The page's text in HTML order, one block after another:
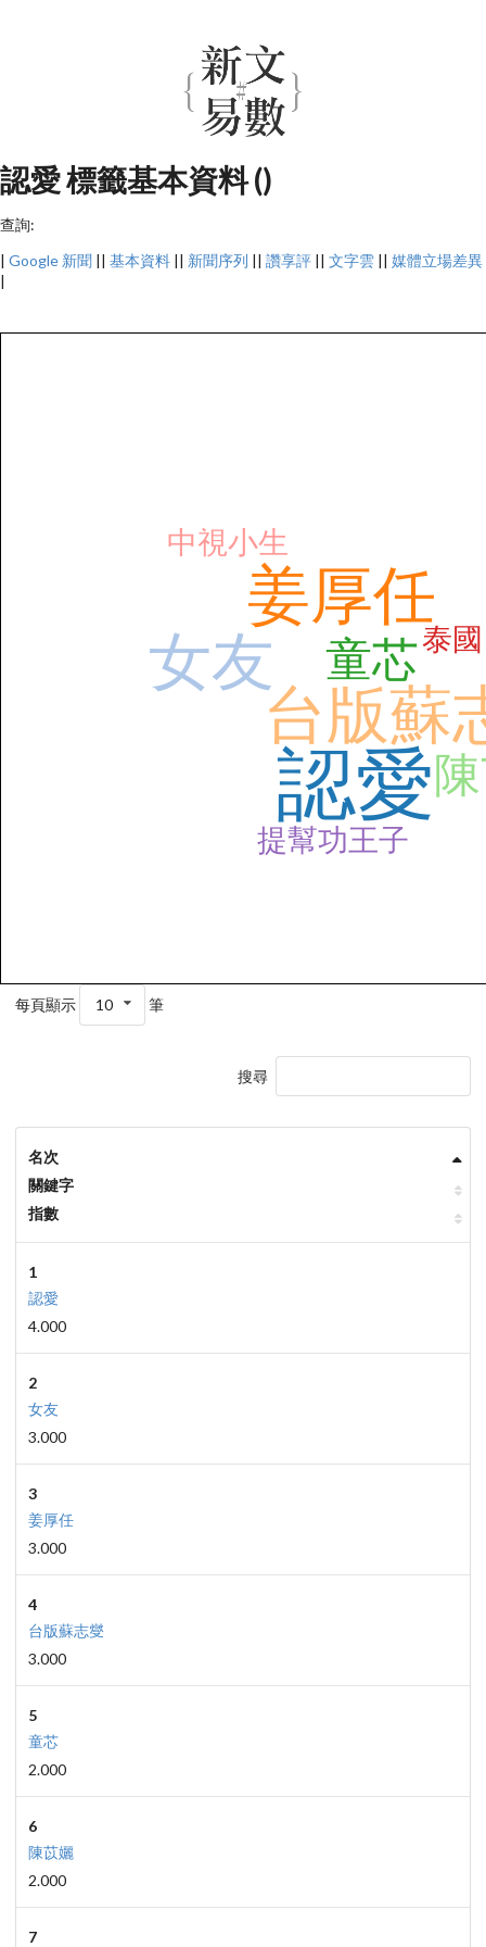
認愛 標籤基本資料 ()
查詢:
| Google 新聞 || 基本資料 || 新聞序列 || 讚享評 || 文字雲 || 媒體立場差異
|
認愛
女友
姜厚任
台版蘇
童芯泰國
中視小生
提幫功王子
每頁顯示 10 筆
搜尋
名次
關鍵字
指數
1
認愛
4.000
2
女友
3.000
3
姜厚任
3.000
4
台版蘇志燮
3.000
5
童芯
2.000
6
陳苡孋
2.000
7